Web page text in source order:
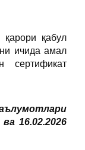
қарори қабул
ичида амал
16.02.2026